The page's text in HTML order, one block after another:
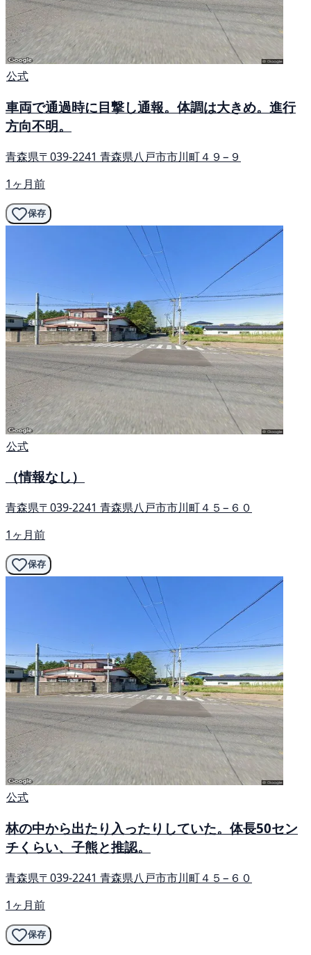
公式
車両で通過時に目撃し通報。体調は大きめ。進行
方向不明。
青森県〒039-2241 青森県八戸市市川町４９−９
1ヶ月前
保存
公式
（情報なし）
青森県〒039-2241 青森県八戸市市川町４５−６０
1ヶ月前
保存
公式
林の中から出たり入ったりしていた。体長50セン
チくらい、子熊と推認。
青森県〒039-2241 青森県八戸市市川町４５−６０
1ヶ月前
保存